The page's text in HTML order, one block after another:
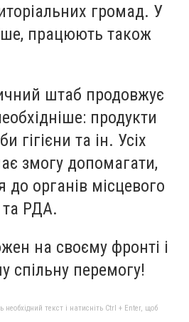
громад. У
працюють також
штаб продовжує
продукти
гігієни та ін. Усіх
змогу допомагати,
до органів місцевого
РДА.
на своєму фронті і
перемогу!
текст і натисніть Ctrl + Enter, щоб